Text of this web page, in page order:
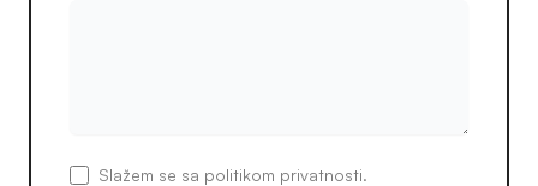
Slažem se sa politikom privatnosti.